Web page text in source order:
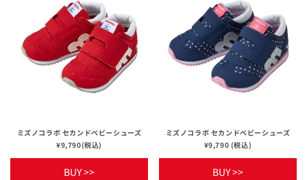
ミズノコラボ セカンドベビーシューズ
¥9,790(税込)
BUY >>
ミズノコラボ セカンドベビーシューズ
¥9,790 (税込)
BUY >>